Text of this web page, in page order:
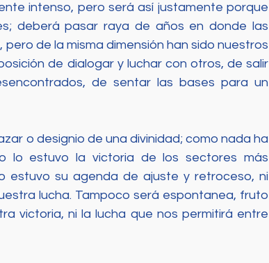
intenso, pero será así justamente porque
deberá pasar raya de años en donde las
de la misma dimensión han sido nuestros
de dialogar y luchar con otros, de salir
de sentar las bases para un
o designio de una divinidad; como nada ha
lo estuvo la victoria de los sectores más
estuvo su agenda de ajuste y retroceso, ni
lucha. Tampoco será espontanea, fruto
victoria, ni la lucha que nos permitirá entre